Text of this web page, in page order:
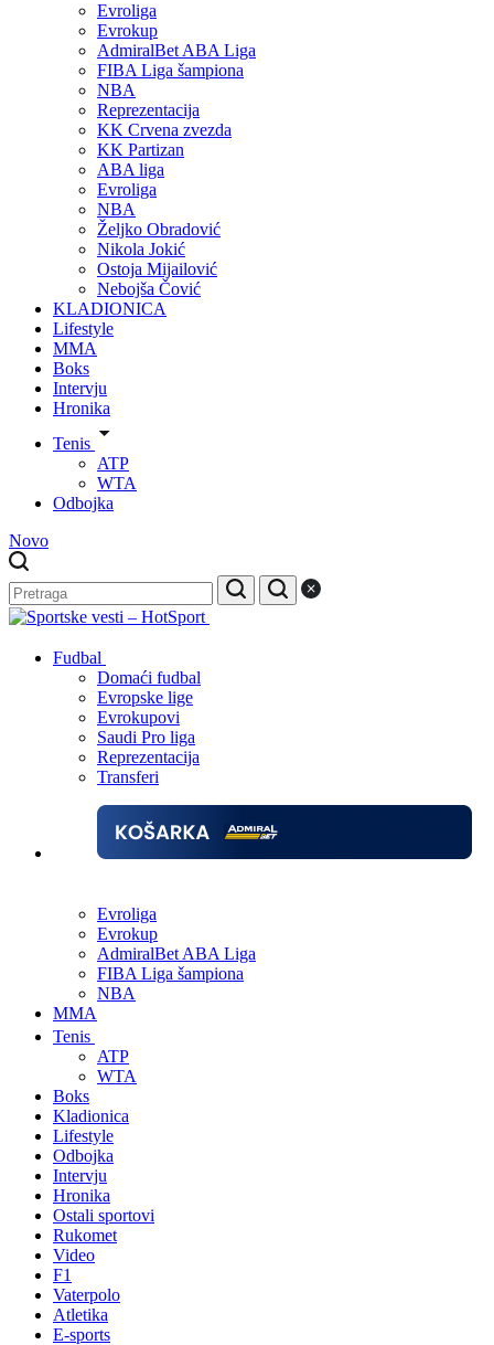
Evroliga
Evrokup
AdmiralBet ABA Liga
FIBA Liga šampiona
NBA
Reprezentacija
KK Crvena zvezda
KK Partizan
ABA liga
Evroliga
NBA
Željko Obradović
Nikola Jokić
Ostoja Mijailović
Nebojša Čović
KLADIONICA
Lifestyle
MMA
Boks
Intervju
Hronika
Tenis
ATP
WTA
Odbojka
Novo
Fudbal
Domaći fudbal
Evropske lige
Evrokupovi
Saudi Pro liga
Reprezentacija
Transferi
Evroliga
Evrokup
AdmiralBet ABA Liga
FIBA Liga šampiona
NBA
MMA
Tenis
ATP
WTA
Boks
Kladionica
Lifestyle
Odbojka
Intervju
Hronika
Ostali sportovi
Rukomet
Video
F1
Vaterpolo
Atletika
E-sports